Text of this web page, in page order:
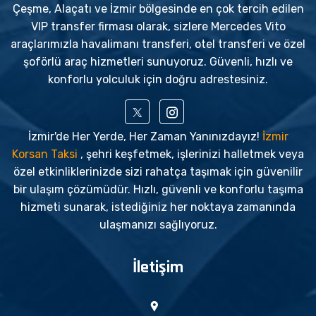
Çeşme, Alaçatı ve İzmir bölgesinde en çok tercih edilen
VIP transfer firması olarak, sizlere Mercedes Vito
araçlarımızla havalimanı transferi, otel transferi ve özel
şoförlü araç hizmetleri sunuyoruz. Güvenli, hızlı ve
konforlu yolculuk için doğru adrestesiniz.
İzmir'de Her Yerde, Her Zaman Yanınızdayız! İzmir
Korsan Taksi , şehri keşfetmek, işlerinizi halletmek veya
özel etkinliklerinizde sizi rahatça taşımak için güvenilir
bir ulaşım çözümüdür. Hızlı, güvenli ve konforlu taşıma
hizmeti sunarak, istediğiniz her noktaya zamanında
ulaşmanızı sağlıyoruz.
İletişim